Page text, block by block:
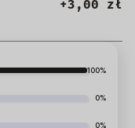
+3,00 zł
100%
0%
0%